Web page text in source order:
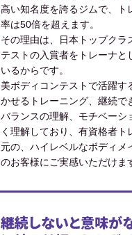
高い知名度を誇るジムで、ト
率は50倍を超えます。
その理由は、日本トップクラ
テストの入賞者をトレーナと
いるからです。
美ボディコンテストで活躍す
かせるトレーニング、継続で
バランスの理解、モチベーシ
く理解しており、有資格者ト
元の、ハイレベルなボディメ
のお客様にご実感いただけま
継続しないと意味が